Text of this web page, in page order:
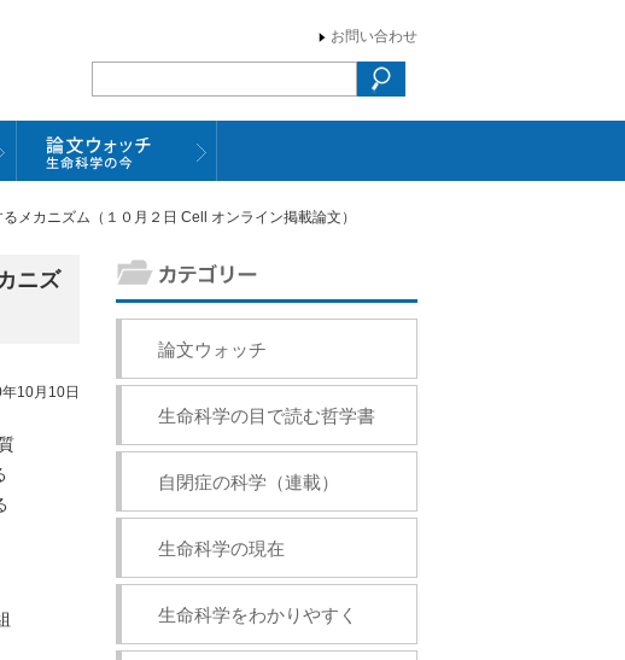
お問い合わせ
カニズム（１０月２日 Cell オンライン掲載論文）
ニズ
10月10日
論文ウォッチ
生命科学の目で読む哲学書
自閉症の科学（連載）
生命科学の現在
生命科学をわかりやすく